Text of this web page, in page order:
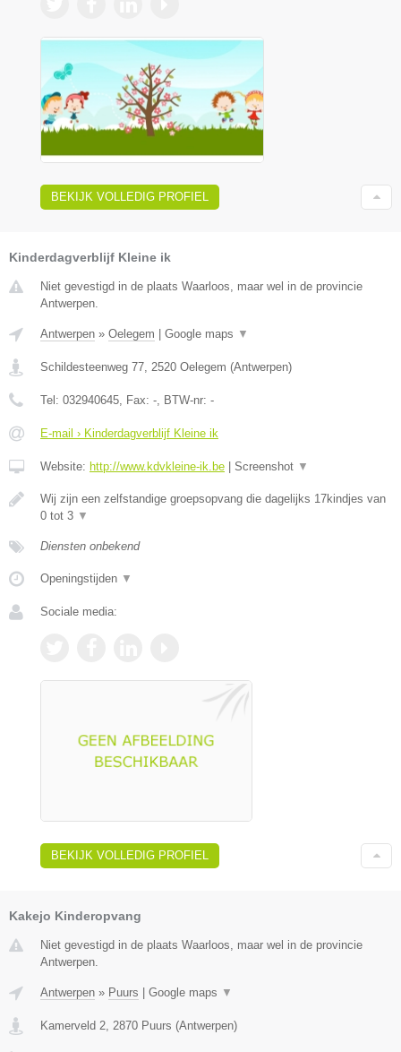
BEKIJK VOLLEDIG PROFIEL
Kinderdagverblijf Kleine ik
Niet gevestigd in de plaats Waarloos, maar wel in de provincie
Antwerpen.
Antwerpen » Oelegem | Google maps ▼
Schildesteenweg 77 2520 Oelegem (Antwerpen)
Tel: 032940645 , Fax: - , BTW-nr: -
E-mail › Kinderdagverblijf Kleine ik
Website: http://www.kdvkleine-ik.be | Screenshot ▼
Wij zijn een zelfstandige groepsopvang die dagelijks 17kindjes van
0 tot 3 ▼
Diensten onbekend
Openingstijden ▼
Sociale media:
BEKIJK VOLLEDIG PROFIEL
Kakejo Kinderopvang
Niet gevestigd in de plaats Waarloos, maar wel in de provincie
Antwerpen.
Antwerpen » Puurs Google maps ▼
Kamerveld 2, 2870 Puurs (Antwerpen)